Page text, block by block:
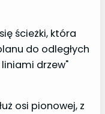
ścieżki, która
do odległych
drzew"
osi pionowej, z